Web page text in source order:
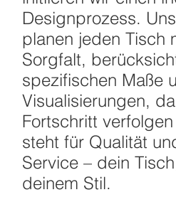
Designprozess.
planen jeden Tisch
Sorgfalt,
spezifischen Maße
Visualisierungen,
Fortschritt
steht für Qualität
Service – dein
deinem Stil.